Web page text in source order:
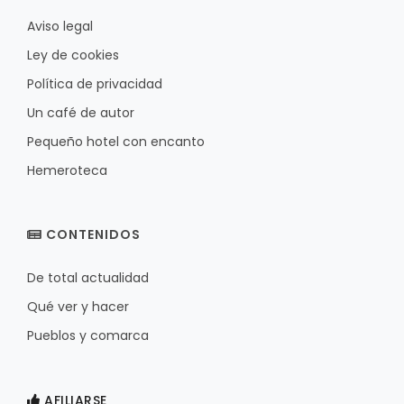
Aviso legal
Ley de cookies
Política de privacidad
Un café de autor
Pequeño hotel con encanto
Hemeroteca
CONTENIDOS
De total actualidad
Qué ver y hacer
Pueblos y comarca
AFILIARSE